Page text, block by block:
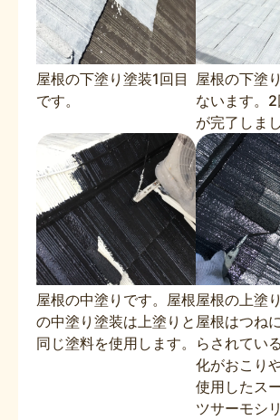
屋根の下塗り塗装1回目
です。
屋根の下塗
ないます。
が完了しまし
屋根の中塗りです。屋根
の中塗り塗装は上塗りと
同じ塗料を使用します。
屋根の上塗
屋根はつね
らされてい
化がおこり
使用したス
ツサーモシ